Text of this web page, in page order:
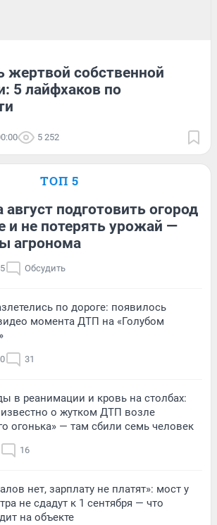
жертвой собственной
5 лайфхаков по
5 252
ТОП 5
август подготовить огород
и не потерять урожай —
агронома
Обсудить
по дороге: появилось
момента ДТП на «Голубом
31
в реанимации и кровь на столбах:
известно о жутком ДТП возле
огонька» — там сбили семь человек
16
нет, зарплату не платят»: мост у
не сдадут к 1 сентября — что
на объекте